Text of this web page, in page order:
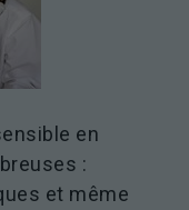
en
:
et même